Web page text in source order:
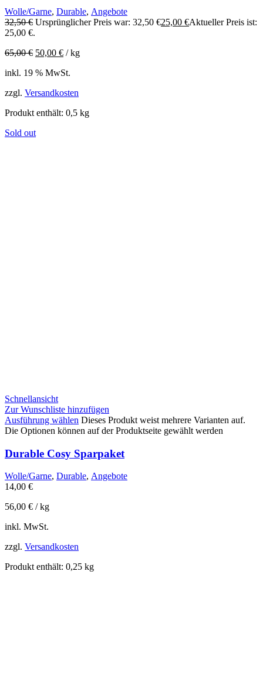
Wolle/Garne, Durable, Angebote
32,50€ Ursprünglicher Preis war: 32,50 €25,00 €Aktueller Preis ist:
25,00 €.
65,00€ 50,00 € /kg
inkl. 19 % MwSt.
zzgl. Versandkosten
Produkt enthält: 0,5 kg
Sold out
Schnellansicht
Zur Wunschliste hinzufügen
Ausführung wählen Dieses Produkt weist mehrere Varianten auf.
Die Optionen können auf der Produktseite gewählt werden
Durable Cosy Sparpaket
Wolle/Garne, Durable, Angebote
14,00 €
56,00 € /kg
inkl. MwSt.
zzgl. Versandkosten
Produkt enthält: 0,25 kg